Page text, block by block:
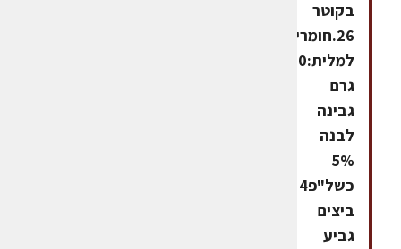
בקוטר
26.חומרים
למלית:750
גרם
גבינה
לבנה
5%
כשל"פ4
ביצים
גביע